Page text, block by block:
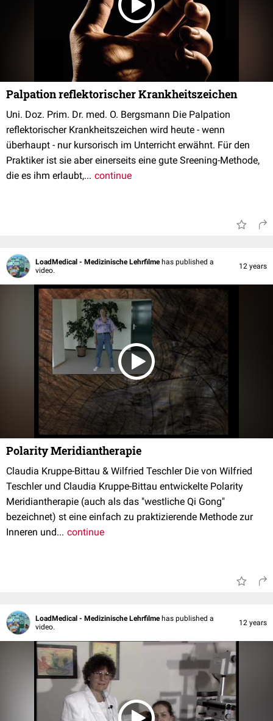
Palpation reflektorischer Krankheitszeichen
Uni. Doz. Prim. Dr. med. O. Bergsmann Die Palpation
reflektorischer Krankheitszeichen wird heute - wenn
überhaupt - nur kursorisch im Unterricht erwähnt. Für den
Praktiker ist sie aber einerseits eine gute Sreening-Methode,
die es ihm erlaubt,... continue
LoadMedical - Medizinische Lehrfilme has published a
video.
12 years
Polarity Meridiantherapie
Claudia Kruppe-Bittau & Wilfried Teschler Die von Wilfried
Teschler und Claudia Kruppe-Bittau entwickelte Polarity
Meridiantherapie (auch als das "westliche Qi Gong"
bezeichnet) st eine einfach zu praktizierende Methode zur
Inneren und... continue
LoadMedical - Medizinische Lehrfilme has published a
video.
12 years